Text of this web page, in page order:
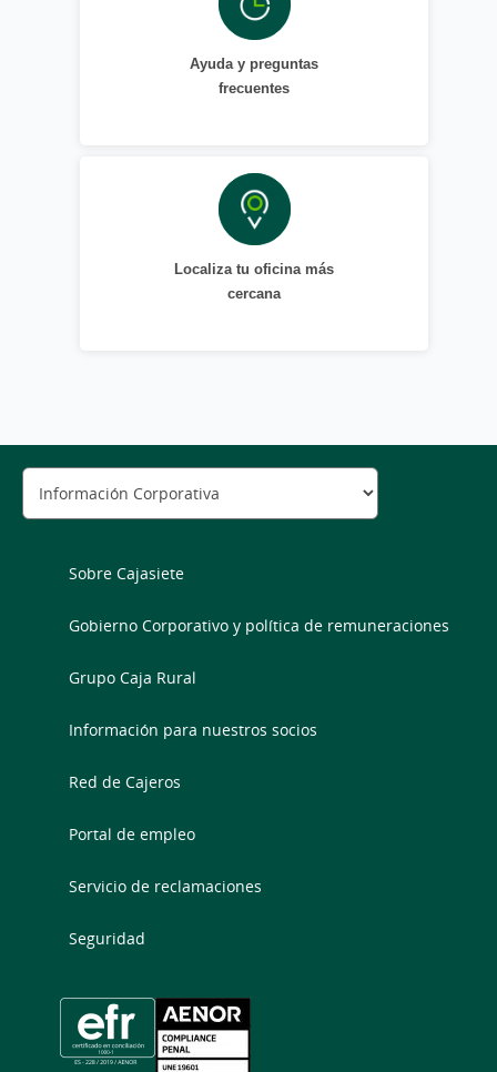
Ayuda y preguntas
frecuentes
Localiza tu oficina más
cercana
Sobre Cajasiete
Gobierno Corporativo y política de remuneraciones
Grupo Caja Rural
Información para nuestros socios
Red de Cajeros
Portal de empleo
Servicio de reclamaciones
Seguridad